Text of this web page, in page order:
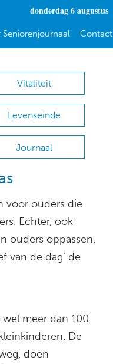
donderdag 6 augustus
Seniorenjournaal Contact
Vitaliteit
Levenseinde
Journaal
voor ouders die
Echter, ook
ouders oppassen,
van de dag’ de
meer dan 100
De
doen